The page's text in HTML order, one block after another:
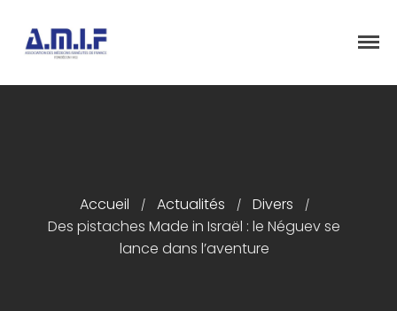
Présentation
Articles
Événements
Accueil / Actualités / Divers /
Des pistaches Made in Israël : le Néguev se
lance dans l’aventure